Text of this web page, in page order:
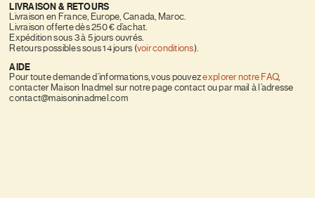
LIVRAISON & RETOURS
Livraison en France, Europe, Canada, Maroc.
Livraison offerte dès 250 € d’achat.
Expédition sous 3 à 5 jours ouvrés.
Retours possibles sous 14 jours (voir conditions).
AIDE
Pour toute demande d’informations, vous pouvezexplorer notre FAQ,
contacter Maison Inadmel sur notre page contact ou par mail à l’adresse
contact@maisoninadmel.com